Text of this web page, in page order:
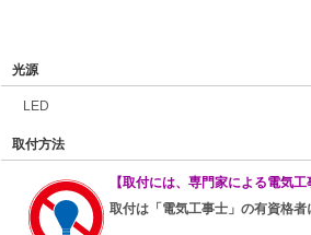
光源
LED
取付方法
【取付には、専門家による電気工
取付は「電気工事士」の有資格者